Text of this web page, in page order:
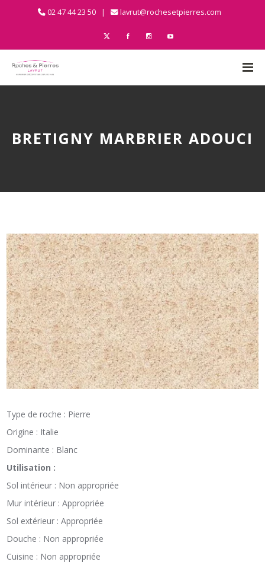
02 47 44 23 50 | lavrut@rochesetpierres.com
BRETIGNY MARBRIER ADOUCI
Type de roche : Pierre
Origine : Italie
Dominante : Blanc
Utilisation :
Sol intérieur : Non appropriée
Mur intérieur : Appropriée
Sol extérieur : Appropriée
Douche : Non appropriée
Cuisine : Non appropriée